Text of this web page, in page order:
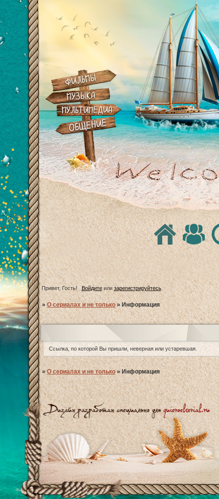
Привет, Гость! Войдитеилизарегистрируйтесь.
»О сериалах и не только »Информация
Ссылка, по которой Вы пришли, неверная или устаревшая.
»О сериалах и не только »Информация